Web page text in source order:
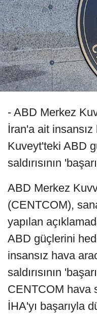
- ABD Merkez
İran'a ait insansız
Kuveyt'teki ABD
saldırısının
ABD Merkez
(CENTCOM),
yapılan
ABD güçlerini
insansız hava
saldırısının
CENTCOM hava
İHA'yı başarıyla